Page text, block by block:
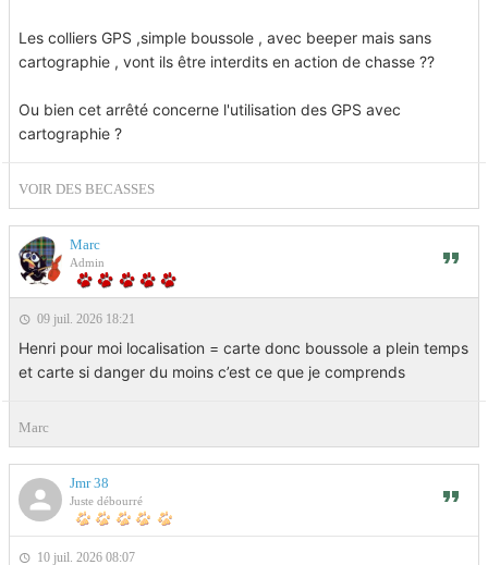
Les colliers GPS ,simple boussole , avec beeper mais sans
cartographie , vont ils être interdits en action de chasse ??
Ou bien cet arrêté concerne l'utilisation des GPS avec
cartographie ?
VOIR DES BECASSES
Marc
Admin
09 juil. 2026 18:21
Henri pour moi localisation = carte donc boussole a plein temps
et carte si danger du moins c’est ce que je comprends
Marc
Jmr 38
Juste débourré
10 juil. 2026 08:07